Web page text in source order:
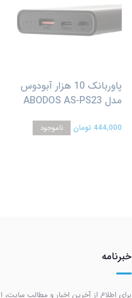
پاوربانک 10 هزار آبودوس
مدل ABODOS AS-PS23
444,000 تومان ناموجود
خبرنامه
برای اطلاع از آخرین اخبار و مطالب سایت،